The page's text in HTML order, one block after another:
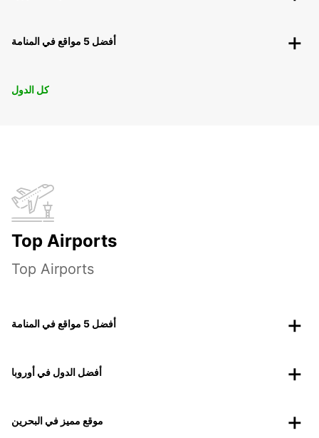
أفضل 5 مواقع في المنامة
كل الدول
Top Airports
Top Airports
أفضل 5 مواقع في المنامة
أفضل الدول في أوروبا
موقع مميز في البحرين